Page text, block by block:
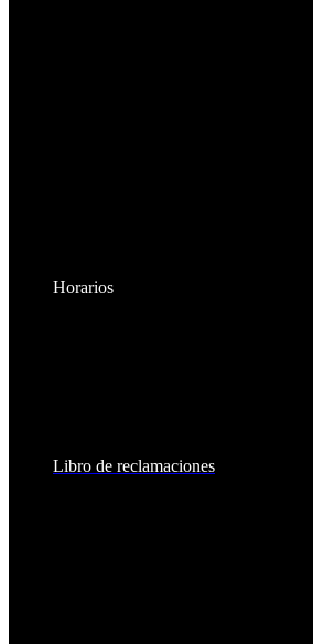
Horarios
Libro de reclamaciones